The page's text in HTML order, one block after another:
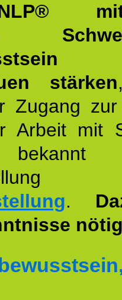
IISNLP®
stärken
Zugang
Arbeit mit
.